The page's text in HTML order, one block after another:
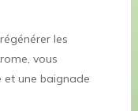
les
vous
et une baignade